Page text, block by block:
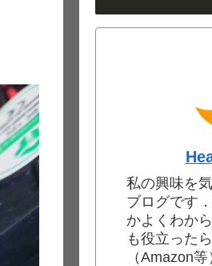
私の興味を
ブログです
かよくわか
も役立った
（Amazon